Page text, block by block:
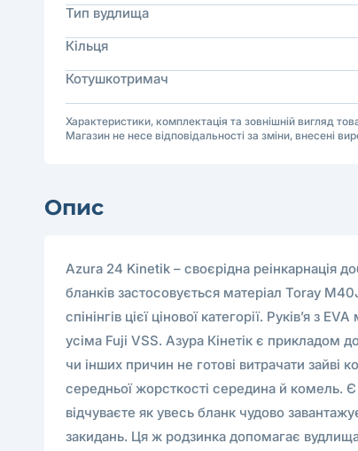
Тип вудлища
Кільця
Котушкотримач
Характеристики, комплектація та зовнішній вигляд
Магазин не несе відповідальності за зміни, внесені
Опис
Azura 24 Kinetik – своєрідна реінкарнація
бланків застосовується матеріал Toray
спінінгів цієї цінової категорії. Руків’я
усіма Fuji VSS. Азура Кінетік є прикладом
чи інших причин не готові витрачати
середньої жорсткості середина й комель. Є
відчуваєте як увесь бланк чудово
закидань. Ця ж родзинка допомагає